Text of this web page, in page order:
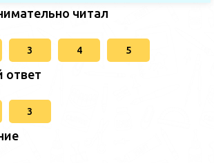
читал
3 4 5
ответ
3